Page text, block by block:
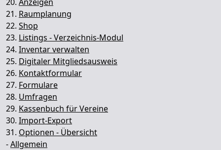
21. Raumplanung
22. Shop
23. Listings - Verzeichnis-Modul
24. Inventar verwalten
25. Digitaler Mitgliedsausweis
26. Kontaktformular
27. Formulare
28. Umfragen
29. Kassenbuch für Vereine
30. Import-Export
31. Optionen - Übersicht
-Allgemein